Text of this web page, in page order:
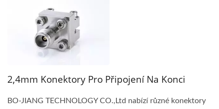
2,4mm Konektory Pro Připojení Na Konci
BO-JIANG TECHNOLOGY CO.,Ltd nabízí různé konektory